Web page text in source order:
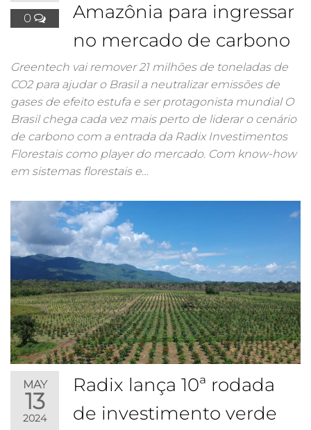
0
Amazônia para ingressar
no mercado de carbono
Greentech vai remover 21 milhões de toneladas de
CO2 para ajudar o Brasil a neutralizar emissões de
gases de efeito estufa e ser protagonista mundial O
Brasil chega cada vez mais perto de liderar o cenário
de carbono com a entrada da Radix Investimentos
Florestais como player do mercado. Com know-how
em sistemas florestais e…
MAY
13
2024
Radix lança 10ª rodada
de investimento verde